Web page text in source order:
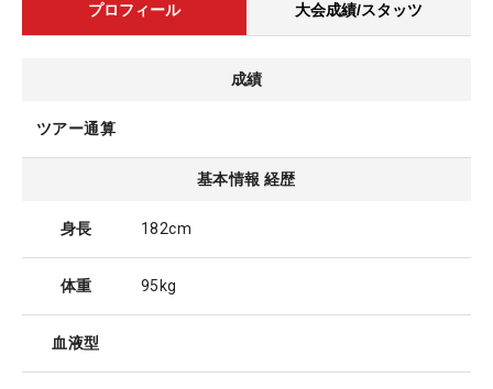
プロフィール 大会成績/スタッツ
成績
ツアー通算
基本情報 経歴
身長 182cm
体重 95kg
血液型